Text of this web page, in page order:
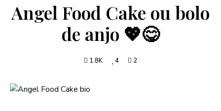
dia
Angel Food Cake ou bolo
de anjo 💖😋
1.8K 4 2